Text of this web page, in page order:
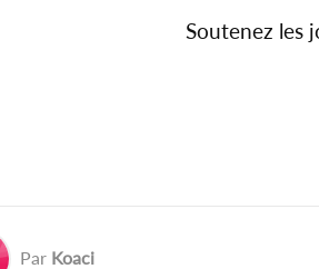
Soutenez les
Par Koaci